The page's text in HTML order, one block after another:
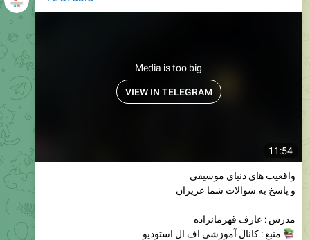
11:54
Media is too big
VIEW IN TELEGRAM
واقعیت های دنیای موسیقی
و پاسخ به سوالات شما عزیزان
مدرس : عارف قهرمانزاده
منبع : کانال آموزشی اف ال استودیو